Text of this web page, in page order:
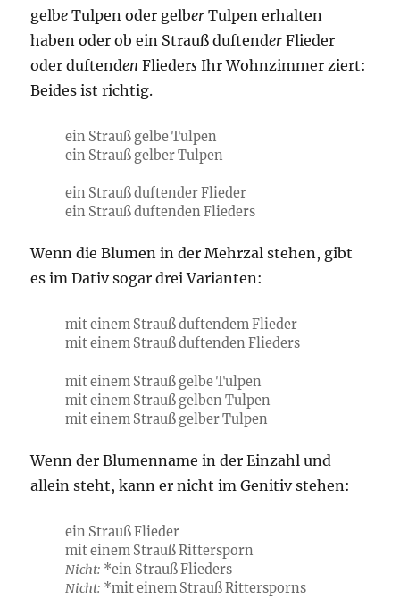
gelbe Tulpen oder gelber Tulpen erhalten
haben oder ob ein Strauß duftender Flieder
oder duftenden Flieders Ihr Wohnzimmer ziert:
Beides ist richtig.
ein Strauß gelbe Tulpen
ein Strauß gelber Tulpen
ein Strauß duftender Flieder
ein Strauß duftenden Flieders
Wenn die Blumen in der Mehrzal stehen, gibt
es im Dativ sogar drei Varianten:
mit einem Strauß duftendem Flieder
mit einem Strauß duftenden Flieders
mit einem Strauß gelbe Tulpen
mit einem Strauß gelben Tulpen
mit einem Strauß gelber Tulpen
Wenn der Blumenname in der Einzahl und
allein steht, kann er nicht im Genitiv stehen:
ein Strauß Flieder
mit einem Strauß Rittersporn
Nicht: *ein Strauß Flieders
Nicht: *mit einem Strauß Rittersporns